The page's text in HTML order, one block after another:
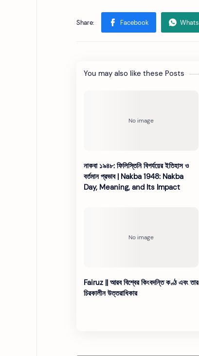
You may also like these Posts
নাকবা ১৯৪৮: ফিলিস্তিনি বিপর্যয়ের ইতিহাস ও
বর্তমান প্রভাব | Nakba 1948: Nakba
Day, Meaning, and Its Impact
Fairuz || আরব বিশ্বের কিংবদন্তি কণ্ঠ এবং তার
চিরকালীন উত্তরাধিকার